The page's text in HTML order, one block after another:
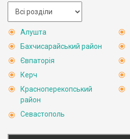
Алушта
Бахчисарайський район
Євпаторія
Керч
Красноперекопський
район
Севастополь